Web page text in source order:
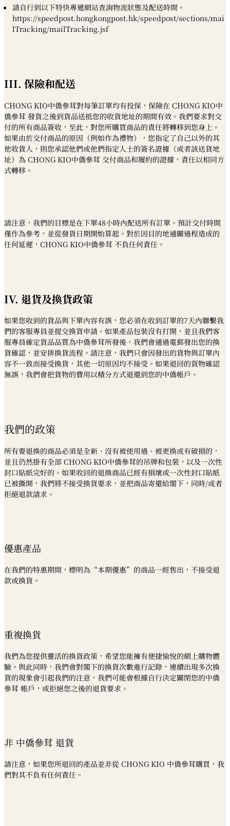
請自行到以下特快專遞網站查詢物流狀態及配送時間。
https://speedpost.hongkongpost.hk/speedpost/sections/mai
lTracking/mailTracking.jsf
III. 保險和配送
CHONG KIO中僑參茸對每筆訂單均有投保，保險在 CHONG KIO中
僑參茸 發貨之後到貨品送抵您的收貨地址的期間有效。我們要求對交
付的所有商品簽收，至此，對您所購買商品的責任將轉移到您身上。
如果由於交付商品的原因（例如作為禮物），您指定了自己以外的其
他收貨人，則您承認他們或他們指定人士的簽名證據（或者該送貨地
址）為 CHONG KIO中僑參茸 交付商品和履約的證據，責任以相同方
式轉移。
請注意，我們的目標是在下單48小時內配送所有訂單。預計交付時間
僅作為參考，並從發貨日期開始算起。對於因目的地通關過程造成的
任何延遲，CHONG KIO中僑參茸 不負任何責任。
IV. 退貨及換貨政策
如果您收到的貨品與下單內容有誤，您必須在收到訂單的7天內聯繫我
們的客服專員並提交換貨申請。如果產品包裝沒有打開，並且我們客
服專員確定貨品品質為中僑參茸所發後，我們會通過電郵發出您的換
貨確認，並安排換貨流程。請注意，我們只會因發出的貨物與訂單內
容不一致而接受換貨，其他一切原因均不接受。如果退回的貨物確認
無誤，我們會把貨物的費用以積分方式退還到您的中僑帳戶。
我們的政策
所有要退換的商品必須是全新、沒有被使用過、被更換或有破損的，
並且仍然掛有全部 CHONG KIO中僑參茸的吊牌和包裝，以及一次性
封口貼紙完好的。如果收回的退換商品已經有損壞或一次性封口貼紙
已被撕開，我們將不接受換貨要求，並把商品寄還給閣下，同時/或者
拒絕退款請求。
優惠產品
在我們的特惠期間，標明為“本期優惠”的商品一經售出，不接受退
款或換貨。
重複換貨
我們為您提供靈活的換貨政策，希望您能擁有便捷愉悅的網上購物體
驗。與此同時，我們會對閣下的換貨次數進行記錄，連續出現多次換
貨的現象會引起我們的注意，我們可能會根據自行決定關閉您的中僑
參茸 帳戶，或拒絕您之後的退貨要求。
非 中僑參茸 退貨
請注意，如果您所退回的產品並非從 CHONG KIO 中僑參茸購買，我
們對其不負有任何責任。